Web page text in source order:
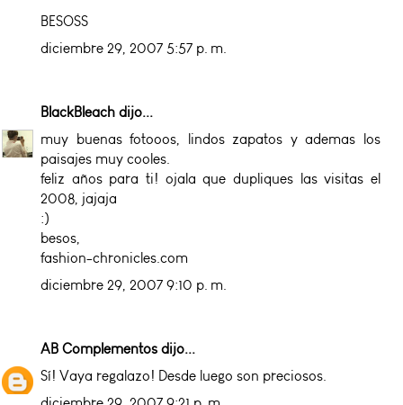
BESOSS
diciembre 29, 2007 5:57 p. m.
BlackBleach dijo...
muy buenas fotooos, lindos zapatos y ademas los
paisajes muy cooles.
feliz años para ti! ojala que dupliques las visitas el
2008, jajaja
:)
besos,
fashion-chronicles.com
diciembre 29, 2007 9:10 p. m.
AB Complementos dijo...
Sí! Vaya regalazo! Desde luego son preciosos.